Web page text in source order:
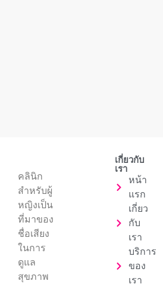
คลินิก
สำหรับผู้
หญิงเป็น
ที่มาของ
ชื่อเสียง
ในการ
ดูแล
สุขภาพ
เกี่ยวกับ
เรา
หน้า
แรก
เกี่ยว
กับ
เรา
บริการ
ของ
เรา